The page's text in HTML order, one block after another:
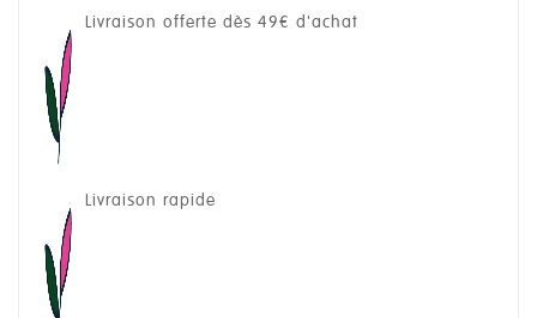
Livraison offerte dès 49€ d'achat
Livraison rapide